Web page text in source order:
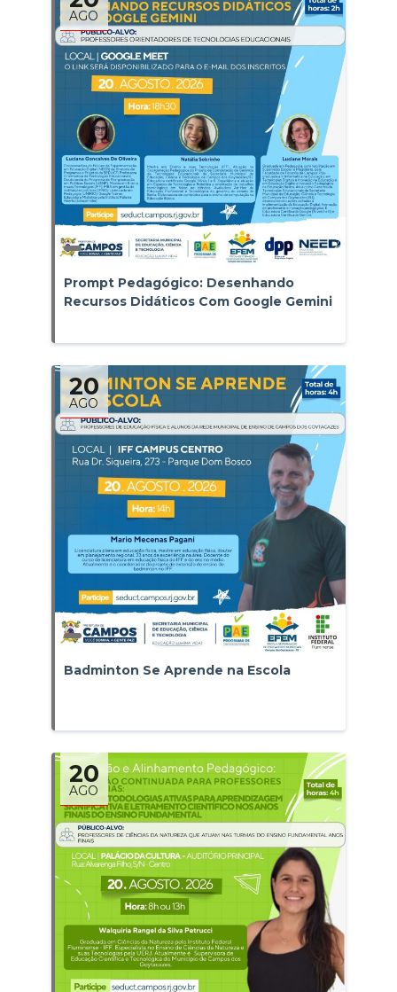
AGO
Prompt Pedagógico: Desenhando
Recursos Didáticos Com Google Gemini
20
AGO
Badminton Se Aprende na Escola
20
AGO